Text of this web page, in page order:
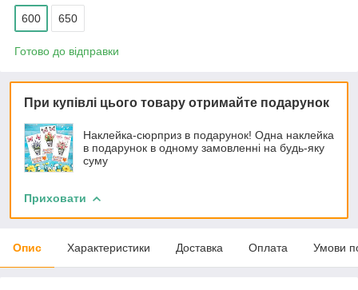
600 650
Готово до відправки
При купівлі цього товару отримайте подарунок
Наклейка-сюрприз в подарунок! Одна наклейка
в подарунок в одному замовленні на будь-яку
суму
Приховати
Опис Характеристики Доставка Оплата Умови